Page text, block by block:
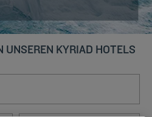
UNSEREN KYRIAD HOTELS